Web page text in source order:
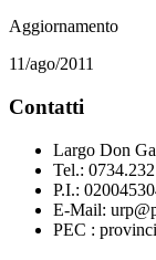
Aggiornamento
11/ago/2011
Contatti
Largo Don
Tel.:
P.I.:
E-Mail:
PEC :